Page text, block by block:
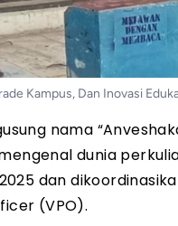
Kampus, Dan Inovasi
nama
dunia
dan
(VPO).